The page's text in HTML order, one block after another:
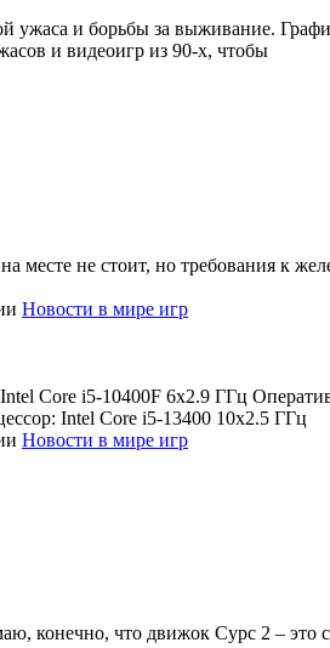
и борьбы за выживание.
и видеоигр из 90-х, чтобы
месте не стоит, но требования к
Новости в мире игр
Core i5-10400F 6x2.9 ГГц
Intel Core i5-13400 10x2.5 ГГц
Новости в мире игр
конечно, что движок Сурс 2 – это